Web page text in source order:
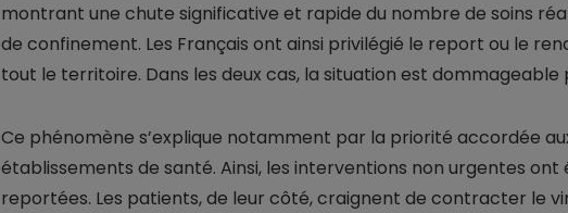
montrant une chute significative et rapide du nombre de soins
de confinement. Les Français ont ainsi privilégié le report ou le
tout le territoire. Dans les deux cas, la situation est dommageable
Ce phénomène s’explique notamment par la priorité accordée
établissements de santé. Ainsi, les interventions non urgentes ont
reportées. Les patients, de leur côté, craignent de contracter le